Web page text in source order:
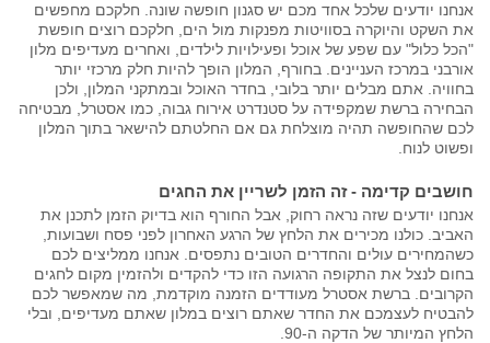
אנחנו יודעים שלכל אחד מכם יש סגנון חופשה שונה. חלקכם מחפשים
את השקט והיוקרה בסוויטות מפנקות מול הים, חלקכם רוצים חופשת
"הכל כלול" עם שפע של אוכל ופעילויות לילדים, ואחרים מעדיפים מלון
אורבני במרכז העניינים. בחורף, המלון הופך להיות חלק מרכזי יותר
בחוויה. אתם מבלים יותר בלובי, בחדר האוכל ובמתקני המלון, ולכן
הבחירה ברשת שמקפידה על סטנדרט אירוח גבוה, כמו אסטרל, מבטיחה
לכם שהחופשה תהיה מוצלחת גם אם החלטתם להישאר בתוך המלון
ופשוט לנוח.
חושבים קדימה - זה הזמן לשריין את החגים
אנחנו יודעים שזה נראה רחוק, אבל החורף הוא בדיוק הזמן לתכנן את
האביב. כולנו מכירים את הלחץ של הרגע האחרון לפני פסח ושבועות,
כשהמחירים עולים והחדרים הטובים נתפסים. אנחנו ממליצים לכם
בחום לנצל את התקופה הרגועה הזו כדי להקדים ולהזמין מקום לחגים
הקרובים. ברשת אסטרל מעודדים הזמנה מוקדמת, מה שמאפשר לכם
להבטיח לעצמכם את החדר שאתם רוצים במלון שאתם מעדיפים, ובלי
הלחץ המיותר של הדקה ה-90.